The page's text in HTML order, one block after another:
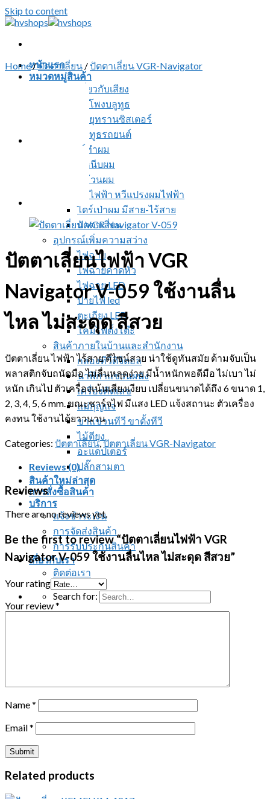
Skip to content
หน้าแรก
หมวดหมู่สินค้า
สินค้าเกี่ยวกับเสียง
ลำโพงบลูทูธ
วิทยุทรานซิสเตอร์
บลูทูธรถยนต์
อุปกรณ์ทำผม
ที่หนีบผม
ที่ม้วนผม
หวีไฟฟ้า หวีแปรงผมไฟฟ้า
ไดร์เป่าผม มีสาย-ไร้สาย
ปัตตาเลี่ยน
อุปกรณ์เพิ่มความสว่าง
ไฟฉาย
ไฟฉายคาดหัว
ไฟฉาย LED
ป้ายไฟ led
ตะเกียง LED
โคมไฟตั้งโต๊ะ
สินค้าภายในบ้านและสำนักงาน
กล่องทีวีดิจิตอล
นาฬิกาแขวนผนัง
เครื่องคิดเลข
แม่กุญแจ
ขาแขวนทีวี ขาตั้งทีวี
ไม้ตียุง
อะแดปเตอร์
ปลั๊กสามตา
สินค้าใหม่ล่าสุด
การสั่งซื้อสินค้า
บริการ
แจ้งชำระเงิน
การจัดส่งสินค้า
การรับประกันสินค้า
เกี่ยวกับเรา
ติดต่อเรา
Search for:
Home/ปัตตาเลี่ยน /ปัตตาเลี่ยน VGR-Navigator
ปัตตาเลี่ยนไฟฟ้า VGR
Navigator V-059 ใช้งานลื่น
ไหล ไม่สะดุด สีสวย
ปัตตาเลี่ยน ไฟฟ้า ไร้สาย ดีไซน์สวย น่าใช้ดูทันสมัย ด้ามจับเป็น
พลาสติกจับถนัดมือ ไม่ลื่นหลุดง่าย มีน้ำหนักพอดีมือ ไม่เบา ไม่
หนัก เกินไป ตัวเครื่องเน้นเสียงเงียบ เปลี่ยนขนาดได้ถึง 6 ขนาด 1,
2, 3, 4, 5, 6 mm. ขณะชาร์จไฟ มีแสง LED แจ้งสถานะ ตัวเครื่อง
คงทน ใช้งานได้ยาวนาน
Categories: ปัตตาเลี่ยน,ปัตตาเลี่ยน VGR-Navigator
Reviews (0)
Reviews
There are no reviews yet.
Be the first to review “ปัตตาเลี่ยนไฟฟ้า VGR
Navigator V-059 ใช้งานลื่นไหล ไม่สะดุด สีสวย”
Your rating
Your review*
Name*
Email*
Related products